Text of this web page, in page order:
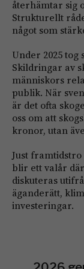
återhämtar sig
Strukturellt
något som
Under 2025
Skildringar av
människors
publik. När
är det ofta
oss om att
kronor, utan
Just framtidstro
blir ett valår
diskuteras
äganderätt,
investeringar.